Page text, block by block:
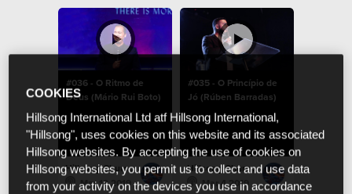
#036 - O Ritmo de
Deus (Mário Rui Boto)
Hillsong Church Portugal
Mar 13 2019
#035 - O Princípio de
Jó (Rúben Barradas)
Hillsong Church Portugal
Mar 4 2019
COOKIES
Hillsong International Ltd atf Hillsong International,
"Hillsong", uses cookies on this website and its associated
Hillsong websites. By accepting the use of cookies on
Hillsong websites, you permit us to collect and use data
from your activity on the devices you use in accordance